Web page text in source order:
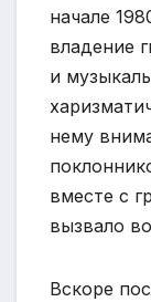
начале
владение
и
нему
вместе с
вызвало
Вскоре